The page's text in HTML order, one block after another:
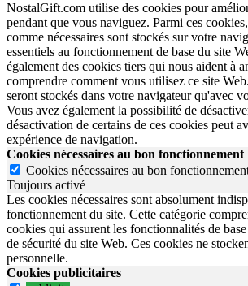
NostalGift.com utilise des cookies pour
pendant que vous naviguez. Parmi ces
comme nécessaires sont stockés sur votre
essentiels au fonctionnement de base du site
également des cookies tiers qui nous aident à
comprendre comment vous utilisez ce site
seront stockés dans votre navigateur qu'avec
Vous avez également la possibilité de
désactivation de certains de ces cookies peut
expérience de navigation.
Cookies nécessaires au bon fonctionnement
Cookies nécessaires au bon
Toujours activé
Les cookies nécessaires sont absolument
fonctionnement du site. Cette catégorie
cookies qui assurent les fonctionnalités de
de sécurité du site Web. Ces cookies ne
personnelle.
Cookies publicitaires